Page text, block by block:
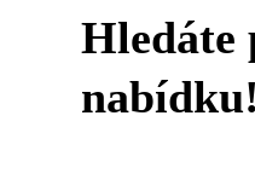
Hledáte
nabídku!